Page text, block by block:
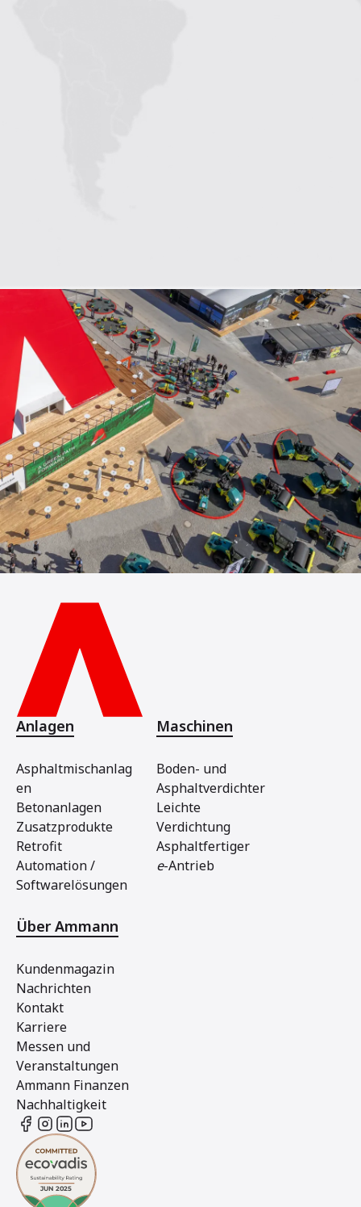
Anlagen
Asphaltmischanlag
en
Betonanlagen
Zusatzprodukte
Retrofit
Automation /
Softwarelösungen
Maschinen
Boden- und
Asphaltverdichter
Leichte
Verdichtung
Asphaltfertiger
e-Antrieb
Über Ammann
Kundenmagazin
Nachrichten
Kontakt
Karriere
Messen und
Veranstaltungen
Ammann Finanzen
Nachhaltigkeit